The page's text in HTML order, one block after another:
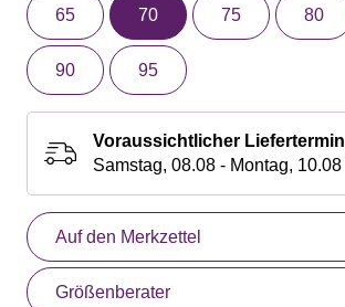
65 70 75 80
90 95
Voraussichtlicher Liefertermin
Samstag, 08.08 - Montag, 10.08
Auf den Merkzettel
Größenberater